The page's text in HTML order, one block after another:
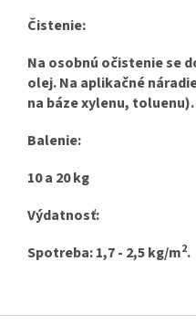
Čistenie:
Na osobnú očistenie se
olej. Na aplikačné
na báze xylenu, toluenu).
Balenie:
10 a 20 kg
Výdatnosť:
Spotreba: 1,7 - 2,5 kg/m2.